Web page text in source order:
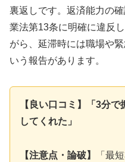
裏返しです。返済能力の
業法第13条に明確に違反
がら、延滞時には職場や
いう報告があります。
【良い口コミ】「3分
してくれた」
【注意点・論破】
「最